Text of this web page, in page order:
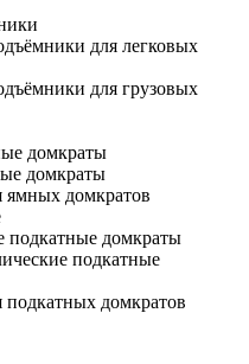
для легковых
для грузовых
домкраты
домкраты
ямных домкратов
подкатные домкраты
подкатные
подкатных домкратов